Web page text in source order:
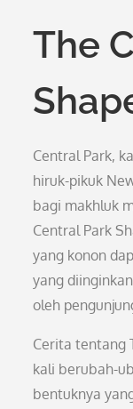
The
Central Park,
hiruk-pikuk
bagi makhluk
Central Park
yang konon
yang
oleh
Cerita tentang
kali berubah-
bentuknya